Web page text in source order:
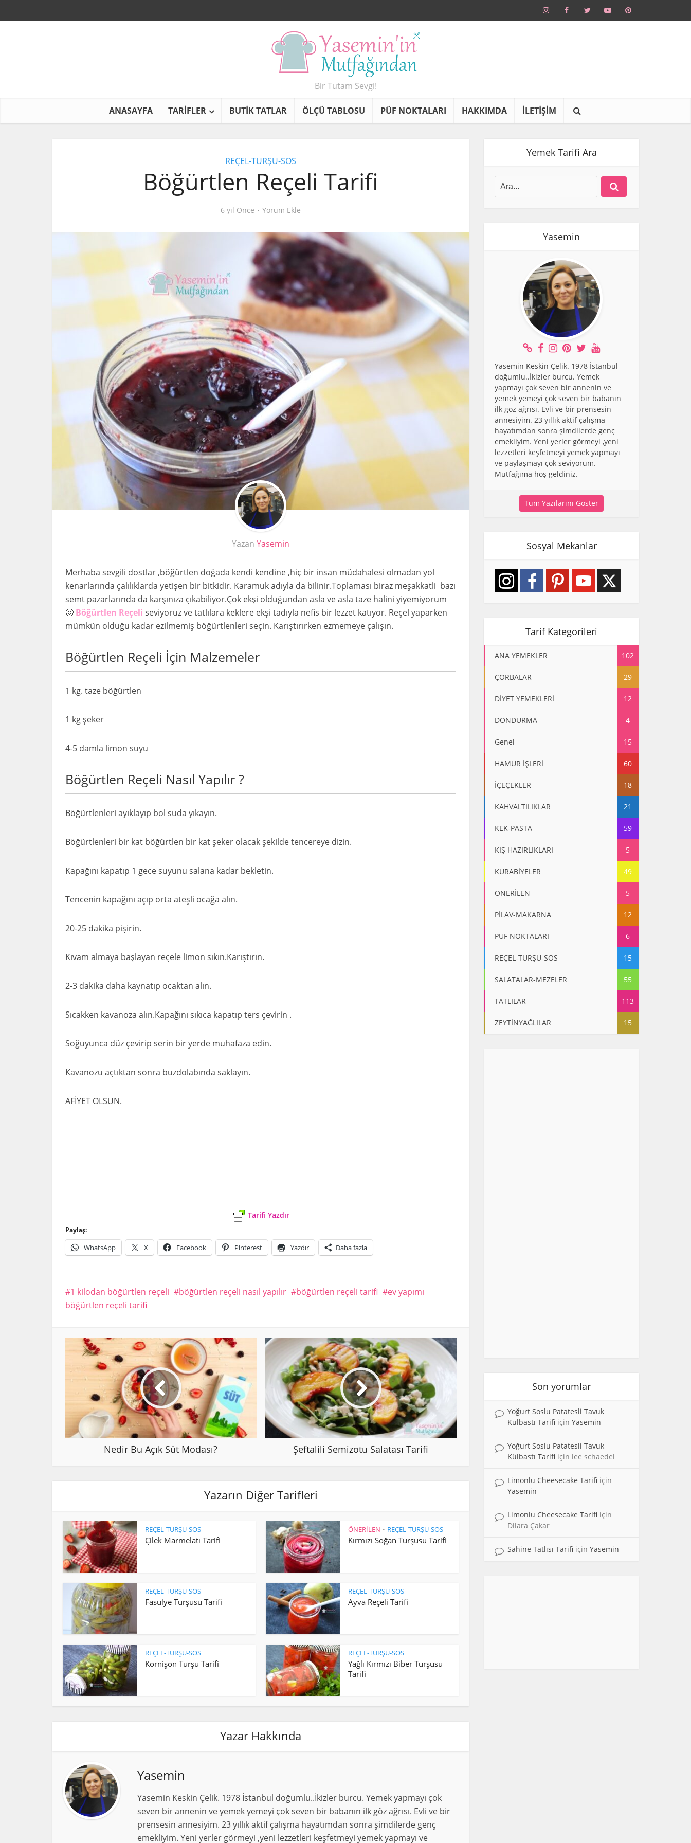
Bir Tutam Sevgi!
ANASAYFA TARİFLER BUTİK TATLAR ÖLÇÜ TABLOSU PÜF NOKTALARI HAKKIMDA İLETİŞİM
REÇEL-TURŞU-SOS
Böğürtlen Reçeli Tarifi
6 yıl Önce Yorum Ekle
Yazan Yasemin
Merhaba sevgili dostlar ,böğürtlen doğada kendi kendine ,hiç bir insan müdahalesi olmadan yol
kenarlarında çalılıklarda yetişen bir bitkidir. Karamuk adıyla da bilinir.Toplaması biraz meşakkatli bazı
semt pazarlarında da karşınıza çıkabiliyor.Çok ekşi olduğundan asla ve asla taze halini yiyemiyorum
🙂 Böğürtlen Reçeli seviyoruz ve tatlılara keklere ekşi tadıyla nefis bir lezzet katıyor. Reçel yaparken
mümkün olduğu kadar ezilmemiş böğürtlenleri seçin. Karıştırırken ezmemeye çalışın.
Böğürtlen Reçeli İçin Malzemeler
1 kg. taze böğürtlen
1 kg şeker
4-5 damla limon suyu
Böğürtlen Reçeli Nasıl Yapılır ?
Böğürtlenleri ayıklayıp bol suda yıkayın.
Böğürtlenleri bir kat böğürtlen bir kat şeker olacak şekilde tencereye dizin.
Kapağını kapatıp 1 gece suyunu salana kadar bekletin.
Tencenin kapağını açıp orta ateşli ocağa alın.
20-25 dakika pişirin.
Kıvam almaya başlayan reçele limon sıkın.Karıştırın.
2-3 dakika daha kaynatıp ocaktan alın.
Sıcakken kavanoza alın.Kapağını sıkıca kapatıp ters çevirin .
Soğuyunca düz çevirip serin bir yerde muhafaza edin.
Kavanozu açtıktan sonra buzdolabında saklayın.
AFİYET OLSUN.
Tarifi Yazdır
Paylaş:
WhatsApp X Facebook Pinterest Yazdır Daha fazla
1 kilodan böğürtlen reçeli böğürtlen reçeli nasıl yapılır böğürtlen reçeli tarifi
ev yapımı
böğürtlen reçeli tarifi
Nedir Bu Açık Süt Modası? Şeftalili Semizotu Salatası Tarifi
Yazarın Diğer Tarifleri
REÇEL-TURŞU-SOS
Çilek Marmelatı Tarifi
ÖNERİLEN • REÇEL-TURŞU-SOS
Kırmızı Soğan Turşusu Tarifi
REÇEL-TURŞU-SOS
Fasulye Turşusu Tarifi
REÇEL-TURŞU-SOS
Ayva Reçeli Tarifi
REÇEL-TURŞU-SOS
Kornişon Turşu Tarifi
REÇEL-TURŞU-SOS
Yağlı Kırmızı Biber Turşusu
Tarifi
Yazar Hakkında
Yasemin
Yasemin Keskin Çelik. 1978 İstanbul doğumlu..İkizler burcu. Yemek yapmayı çok
seven bir annenin ve yemek yemeyi çok seven bir babanın ilk göz ağrısı. Evli ve bir
prensesin annesiyim. 23 yıllık aktif çalışma hayatımdan sonra şimdilerde genç
emekliyim. Yeni yerler görmeyi ,yeni lezzetleri keşfetmeyi yemek yapmayı ve
Yemek Tarifi Ara
Yasemin
Yasemin Keskin Çelik. 1978 İstanbul
doğumlu..İkizler burcu. Yemek
yapmayı çok seven bir annenin ve
yemek yemeyi çok seven bir babanın
ilk göz ağrısı. Evli ve bir prensesin
annesiyim. 23 yıllık aktif çalışma
hayatımdan sonra şimdilerde genç
emekliyim. Yeni yerler görmeyi ,yeni
lezzetleri keşfetmeyi yemek yapmayı
ve paylaşmayı çok seviyorum.
Mutfağıma hoş geldiniz.
Tüm Yazılarını Göster
Sosyal Mekanlar
Tarif Kategorileri
ANA YEMEKLER 102
ÇORBALAR 29
DİYET YEMEKLERİ 12
DONDURMA 4
Genel 15
HAMUR İŞLERİ 60
İÇEÇEKLER 18
KAHVALTILIKLAR 21
KEK-PASTA 59
KIŞ HAZIRLIKLARI 5
KURABİYELER 49
ÖNERİLEN 5
PİLAV-MAKARNA 12
PÜF NOKTALARI 6
REÇEL-TURŞU-SOS 15
SALATALAR-MEZELER 55
TATLILAR 113
ZEYTİNYAĞLILAR 15
Son yorumlar
Yoğurt Soslu Patatesli Tavuk
Külbastı Tarifi için Yasemin
Yoğurt Soslu Patatesli Tavuk
Külbastı Tarifi için lee schaedel
Limonlu Cheesecake Tarifi için
Yasemin
Limonlu Cheesecake Tarifi için
Dilara Çakar
Sahine Tatlısı Tarifi için Yasemin